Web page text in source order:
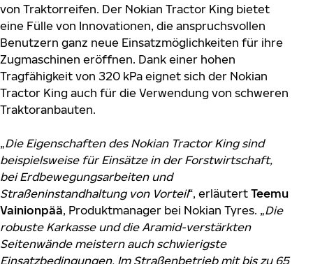
von Traktorreifen. Der Nokian Tractor King bietet
eine Fülle von Innovationen, die anspruchsvollen
Benutzern ganz neue Einsatzmöglichkeiten für ihre
Zugmaschinen eröffnen. Dank einer hohen
Tragfähigkeit von 320 kPa eignet sich der Nokian
Tractor King auch für die Verwendung von schweren
Traktoranbauten.
„Die Eigenschaften des Nokian Tractor King sind
beispielsweise für Einsätze in der Forstwirtschaft,
bei Erdbewegungsarbeiten und
Straßeninstandhaltung von Vorteil“, erläutert Teemu
Vainionpää, Produktmanager bei Nokian Tyres. „Die
robuste Karkasse und die Aramid-verstärkten
Seitenwände meistern auch schwierigste
Einsatzbedingungen. Im Straßenbetrieb mit bis zu 65